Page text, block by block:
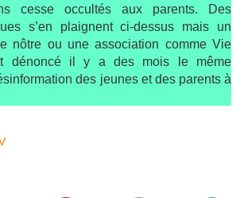
cesse occultés aux parents. Des
s’en plaignent ci-dessus mais un
nôtre ou une association comme Vie
dénoncé il y a des mois le même
des jeunes et des parents à